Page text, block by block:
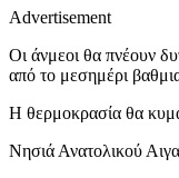
Advertisement
Οι άνμεοι θα πνέουν
από το μεσημέρι
Η θερμοκρασία θα
Νησιά Ανατολικού